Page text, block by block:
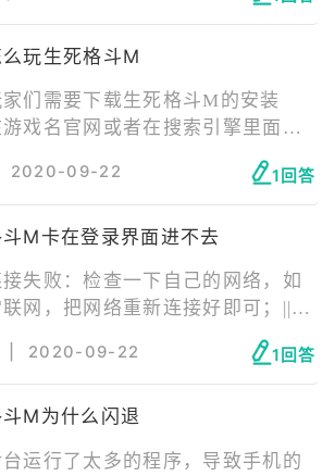
，或者从Wifi切换为移动网络；||
等待服务器维护好即可；||安装包
玩生死格斗M
们需要下载生死格斗M的安装
戏名官网或者在搜索引擎里面搜
下载；等待下载完毕后，可以下
速器；在游戏加速器中选择你网
一个节点进行加速；之后进入开
啦。
2020-09-22 1回答
M卡在登录界面进不去
失败：检查一下自己的网络，如
网，把网络重新连接好即可；||服
：等待服务器维修结束即可；||安
装包错误需要玩家卸载游戏后，
新版游戏安装包重新安装游戏。
2020-09-22 1回答
M为什么闪退
运行了太多的程序，导致手机的